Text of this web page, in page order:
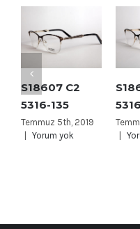
S18607 C2
5316-135
Temmuz 5th, 2019
| Yorum yok
|